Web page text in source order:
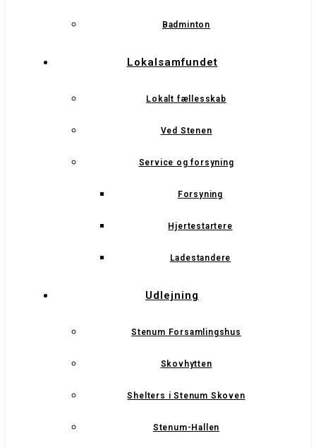
Badminton
Lokalsamfundet
Lokalt fællesskab
Ved Stenen
Service og forsyning
Forsyning
Hjertestartere
Ladestandere
Udlejning
Stenum Forsamlingshus
Skovhytten
Shelters i Stenum Skoven
Stenum-Hallen